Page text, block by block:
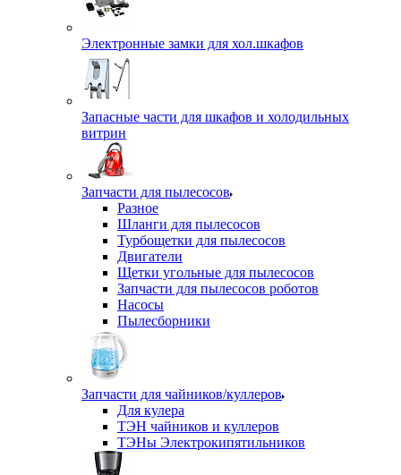
Электронные замки для хол.шкафов
Запасные части для шкафов и холодильных
витрин
Запчасти для пылесосов
Разное
Шланги для пылесосов
Турбощетки для пылесосов
Двигатели
Щетки угольные для пылесосов
Запчасти для пылесосов роботов
Насосы
Пылесборники
Запчасти для чайников/куллеров
Для кулера
ТЭН чайников и куллеров
ТЭНы Электрокипятильников